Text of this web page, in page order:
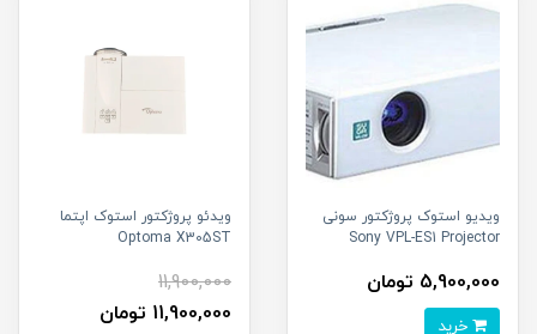
ویدیو استوک پروژکتور سونی
Sony VPL-ES1 Projector
5,900,000 تومان
ویدئو پروژکتور استوک اپتما
Optoma X305ST
11,900,000
11,900,000 تومان